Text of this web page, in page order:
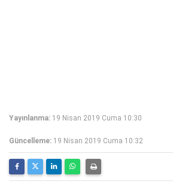
Yayınlanma: 19 Nisan 2019 Cuma 10:30
Güncelleme: 19 Nisan 2019 Cuma 10:32